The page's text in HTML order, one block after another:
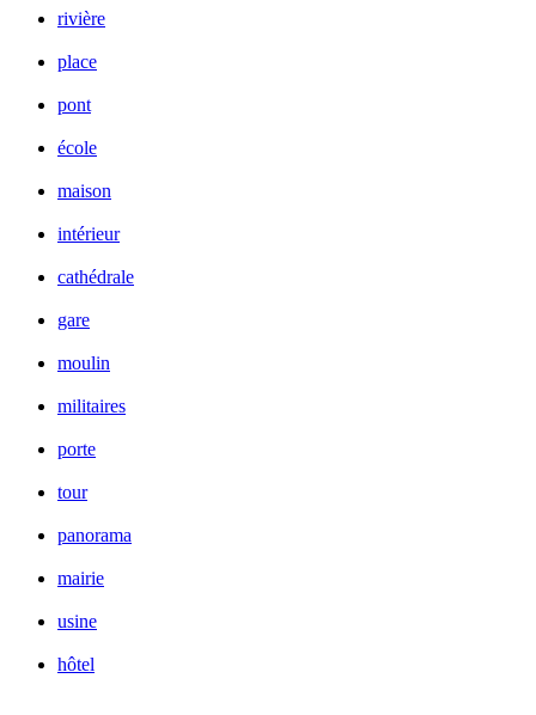
rivière
place
pont
école
maison
intérieur
cathédrale
gare
moulin
militaires
porte
tour
panorama
mairie
usine
hôtel